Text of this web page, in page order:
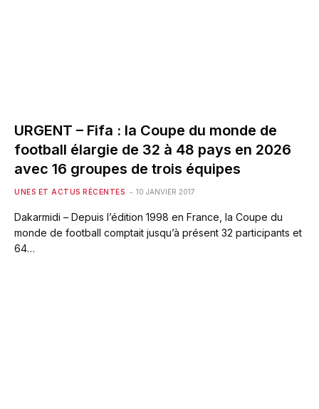
URGENT – Fifa : la Coupe du monde de
football élargie de 32 à 48 pays en 2026
avec 16 groupes de trois équipes
UNES ET ACTUS RÉCENTES 10 JANVIER 2017
Dakarmidi – Depuis l’édition 1998 en France, la Coupe du
monde de football comptait jusqu’à présent 32 participants et
64…